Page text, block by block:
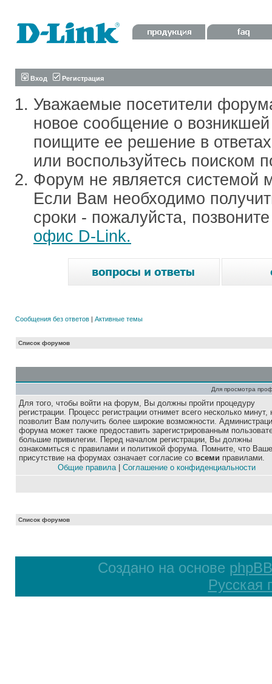
Вход Регистрация
Уважаемые посетители
новое сообщение о
поищите ее решение в
или воспользуйтесь поиском
Форум не является системой
Если Вам необходимо
сроки - пожалуйста,
офис D-Link.
Сообщения без ответов | Активные темы
Список форумов
Для просмотра
Для того, чтобы войти на форум, Вы должны пройти процедуру
регистрации. Процесс регистрации отнимет всего несколько минут,
позволит Вам получить более широкие возможности.
форума может также предоставить зарегистрированным
большие привилегии. Перед началом регистрации, Вы должны
ознакомиться с правилами и политикой форума. Помните, что Ваше
присутствие на форумах означает согласие со всеми правилами.
Общие правила| Соглашение о конфиденциальности
Список форумов
Создано на основе phpBB
Русская